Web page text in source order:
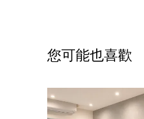
您可能也喜歡